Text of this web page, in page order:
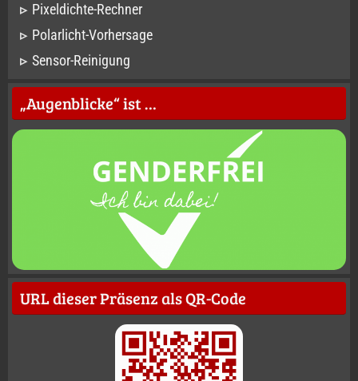
Pixeldichte-Rechner
Polarlicht-Vorhersage
Sensor-Reinigung
„Augenblicke“ ist …
URL dieser Präsenz als QR-Code